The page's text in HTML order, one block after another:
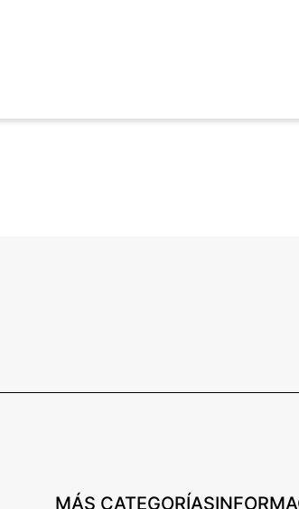
MÁS CATEGORÍAS